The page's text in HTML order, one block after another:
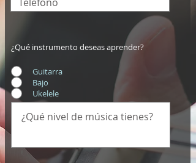
¿Qué instrumento deseas aprender?
Guitarra
Bajo
Ukelele